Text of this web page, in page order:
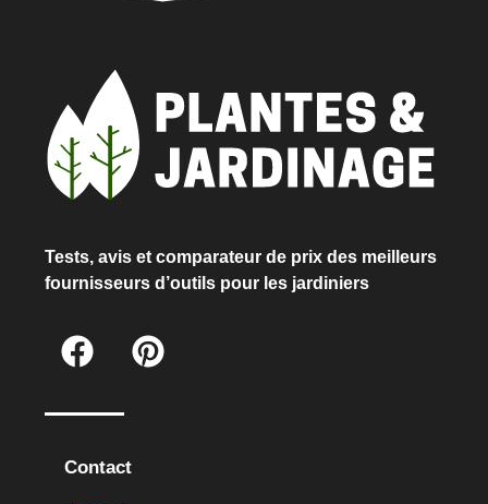
Tests, avis et comparateur de prix des meilleurs
fournisseurs d’outils pour les jardiniers
Contact